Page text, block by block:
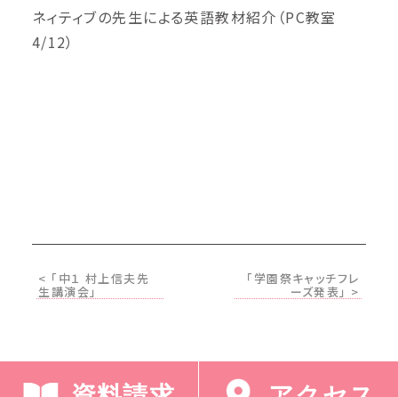
ネィティブの先生による英語教材紹介（PC教室
4/12）
< 「中１ 村上信夫先
生講演会」
「学園祭キャッチフレ
ーズ発表」 >